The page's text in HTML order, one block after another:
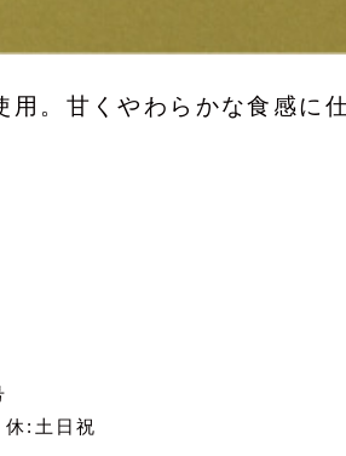
。甘くやわらかな食感に
:土日祝